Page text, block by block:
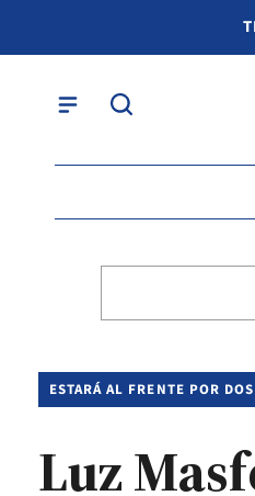
ESTARÁ AL FRENTE POR
Luz